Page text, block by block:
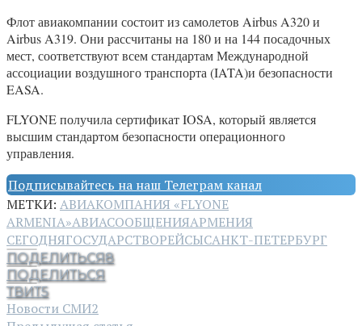
Флот авиакомпании состоит из самолетов Airbus A320 и
Airbus A319. Они рассчитаны на 180 и на 144 посадочных
мест, соответствуют всем стандартам Международной
ассоциации воздушного транспорта (IATA)и безопасности
EASA.
FLYONE получила сертификат IOSA, который является
высшим стандартом безопасности операционного
управления.
Подписывайтесь на наш Телеграм канал
МЕТКИ: АВИАКОМПАНИЯ «FLYONE
ARMENIA»АВИАСООБЩЕНИЯАРМЕНИЯ
СЕГОДНЯГОСУДАРСТВОРЕЙСЫСАНКТ-ПЕТЕРБУРГ
ПОДЕЛИТЬСЯ8
ПОДЕЛИТЬСЯ
ТВИТ5
Новости СМИ2